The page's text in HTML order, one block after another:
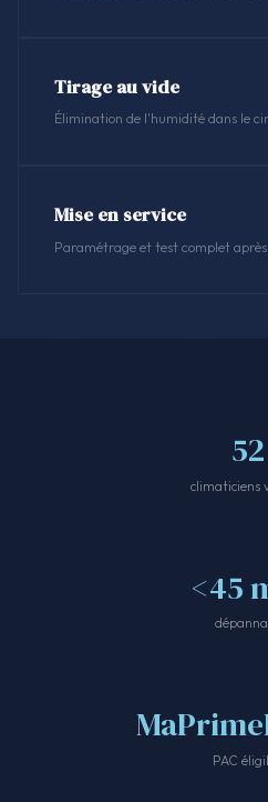
Tirage au vide
Élimination de l'humidité dans le
Mise en service
Paramétrage et test complet
52
climaticiens
<45
PAC